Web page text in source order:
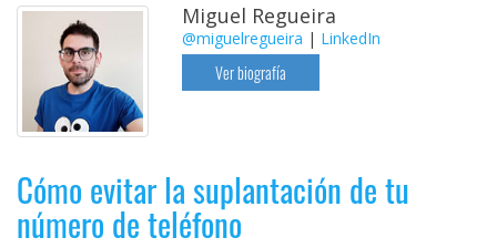
Miguel Regueira
@miguelregueira | LinkedIn
Ver biografía
Cómo evitar la suplantación de tu
número de teléfono